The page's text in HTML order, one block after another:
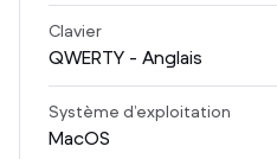
Clavier
QWERTY - Anglais
Système d’exploitation
MacOS